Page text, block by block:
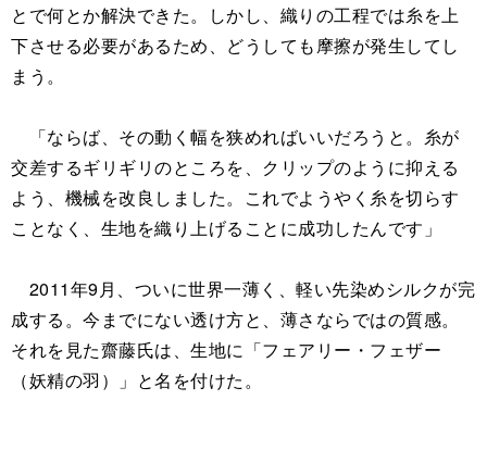
とで何とか解決できた。しかし、織りの工程では糸を上
下させる必要があるため、どうしても摩擦が発生してし
まう。
「ならば、その動く幅を狭めればいいだろうと。糸が
交差するギリギリのところを、クリップのように抑える
よう、機械を改良しました。これでようやく糸を切らす
ことなく、生地を織り上げることに成功したんです」
2011年9月、ついに世界一薄く、軽い先染めシルクが完
成する。今までにない透け方と、薄さならではの質感。
それを見た齋藤氏は、生地に「フェアリー・フェザー
（妖精の羽）」と名を付けた。